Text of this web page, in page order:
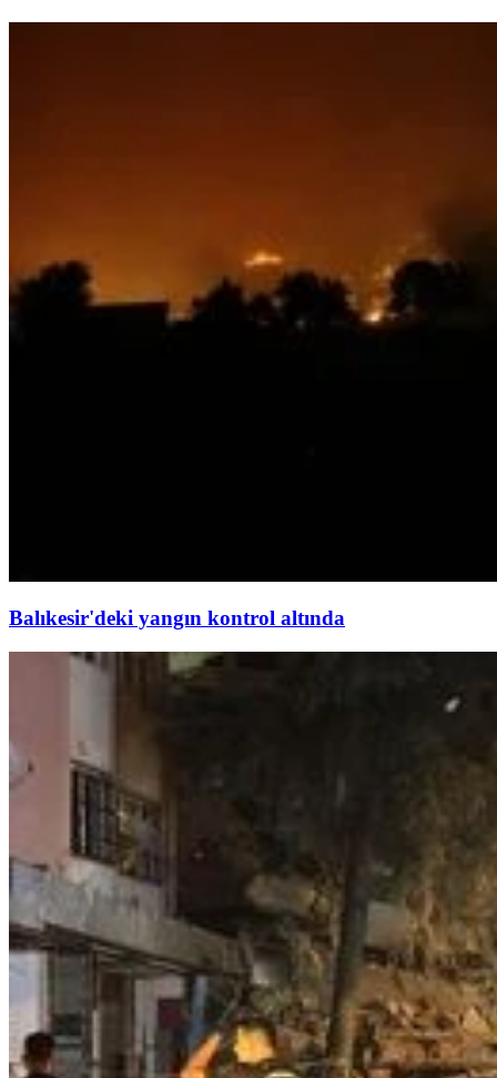
Balıkesir'deki yangın kontrol altında